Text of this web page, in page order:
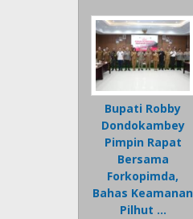
Bupati Robby
Dondokambey
Pimpin Rapat
Bersama
Forkopimda,
Bahas Keamanan
Pilhut …